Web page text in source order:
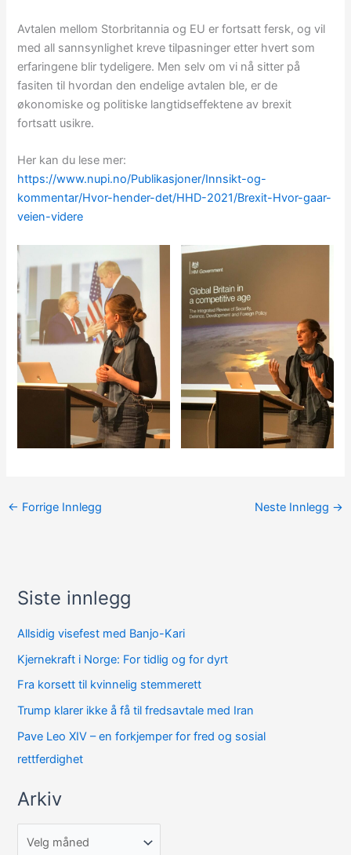
Avtalen mellom Storbritannia og EU er fortsatt fersk, og vil
med all sannsynlighet kreve tilpasninger etter hvert som
erfaringene blir tydeligere. Men selv om vi nå sitter på
fasiten til hvordan den endelige avtalen ble, er de
økonomiske og politiske langtidseffektene av brexit
fortsatt usikre.
Her kan du lese mer:
https://www.nupi.no/Publikasjoner/Innsikt-og-
kommentar/Hvor-hender-det/HHD-2021/Brexit-Hvor-gaar-
veien-videre
← Forrige Innlegg Neste Innlegg →
Siste innlegg
Allsidig visefest med Banjo-Kari
Kjernekraft i Norge: For tidlig og for dyrt
Fra korsett til kvinnelig stemmerett
Trump klarer ikke å få til fredsavtale med Iran
Pave Leo XIV – en forkjemper for fred og sosial
rettferdighet
Arkiv
A
i
v